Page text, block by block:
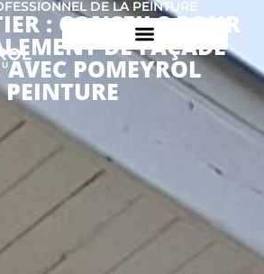
DE LA PEINTURE
: CONSEILS POUR
DE FAÇADE
AVEC POMEYROL
PEINTURE